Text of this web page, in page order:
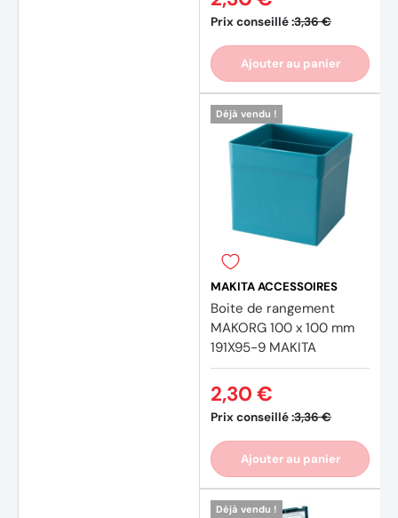
Prix conseillé :3,36 €
Ajouter au panier
Déjà vendu !
MAKITA ACCESSOIRES
Boite de rangement
MAKORG 100 x 100 mm
191X95-9 MAKITA
Prix conseillé :3,36 €
2,30 €
Ajouter au panier
Déjà vendu !